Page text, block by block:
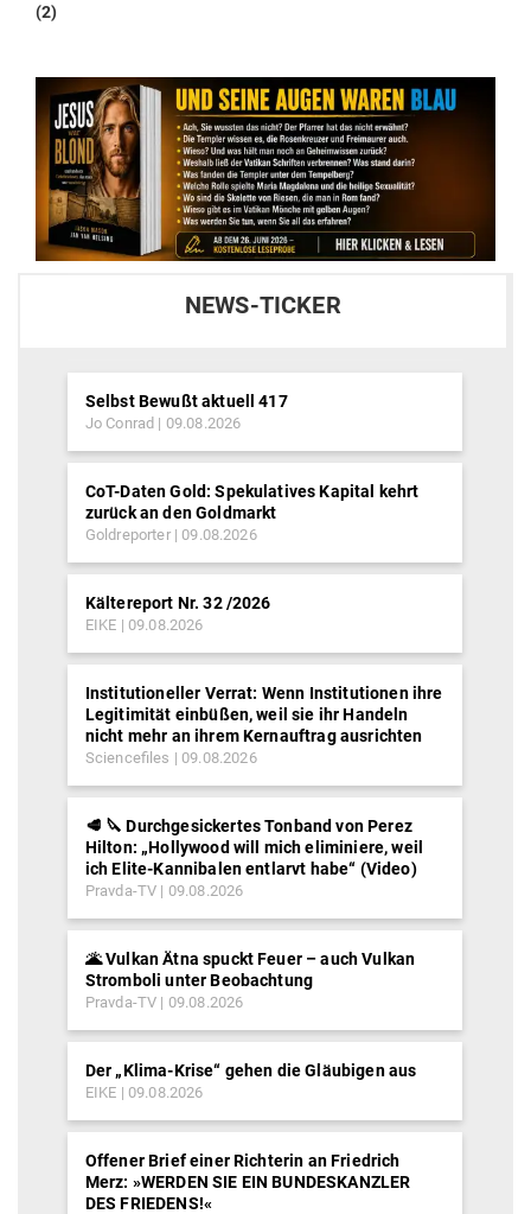
post:
(2)
NEWS-TICKER
Selbst Bewußt aktuell 417
Jo Conrad 09.08.2026
CoT-Daten Gold: Spekulatives Kapital kehrt
zurück an den Goldmarkt
Goldreporter 09.08.2026
Kältereport Nr. 32 /2026
EIKE 09.08.2026
Institutioneller Verrat: Wenn Institutionen ihre
Legitimität einbüßen, weil sie ihr Handeln
nicht mehr an ihrem Kernauftrag ausrichten
Sciencefiles 09.08.2026
🥩 🔪 Durchgesickertes Tonband von Perez
Hilton: „Hollywood will mich eliminiere, weil
ich Elite-Kannibalen entlarvt habe“ (Video)
Pravda-TV 09.08.2026
🌋 Vulkan Ätna spuckt Feuer – auch Vulkan
Stromboli unter Beobachtung
Pravda-TV 09.08.2026
Der „Klima-Krise“ gehen die Gläubigen aus
EIKE 09.08.2026
Offener Brief einer Richterin an Friedrich
Merz: »WERDEN SIE EIN BUNDESKANZLER
DES FRIEDENS!«